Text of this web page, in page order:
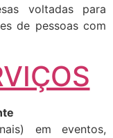
voltadas para
de pessoas com
em eventos,